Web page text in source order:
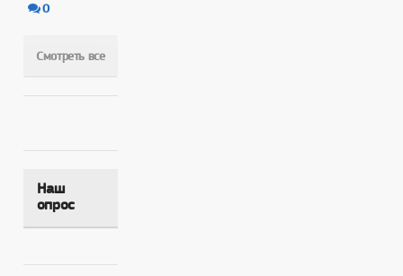
0
Смотреть все
Наш
опрос